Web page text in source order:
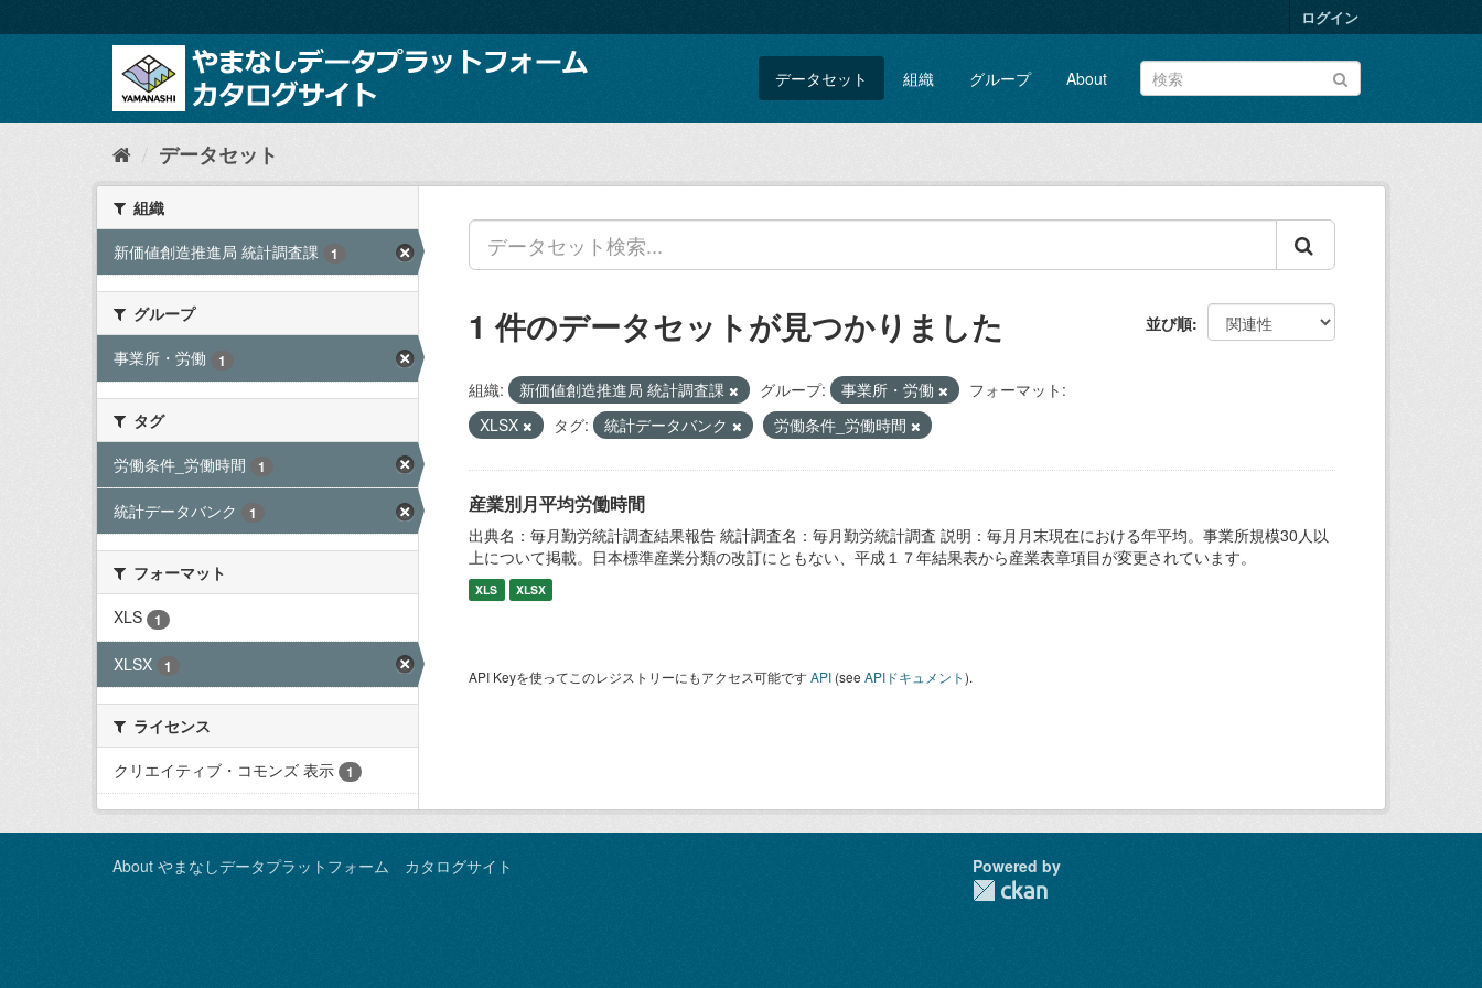
キ
て
ログイン
データセット 組織 グループ About
データセット
組織
新価値創造推進局 統計調査課
1
グループ
事業所・労働
1
タグ
労働条件_労働時間
1
統計データバンク 1
フォーマット
XLS
1
XLSX 1
ライセンス
クリエイティブ・コモンズ 表示
1
並び順
1 件のデータセットが見つかりました
組織: 新価値創造推進局 統計調査課 グループ: 事業所・労働
フォーマット:
XLSX
タグ: 統計データバンク 労働条件_労働時間
産業別月平均労働時間
出典名：毎月勤労統計調査結果報告 統計調査名：毎月勤労統計調査 説明：毎月月末現在における年平均。事業所規模30人以
上について掲載。日本標準産業分類の改訂にともない、平成１７年結果表から産業表章項目が変更されています。
XLS XLSX
API Keyを使ってこのレジストリーにもアクセス可能ですAPI (see APIドキュメント).
About やまなしデータプラットフォーム カタログサイト Powered by